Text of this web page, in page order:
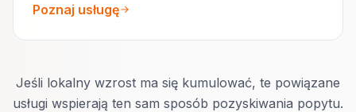
Poznaj usługę
Jeśli lokalny wzrost ma się kumulować, te powiązane
usługi wspierają ten sam sposób pozyskiwania popytu.